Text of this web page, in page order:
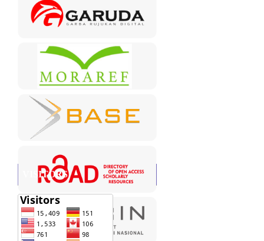
VISITORS